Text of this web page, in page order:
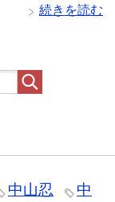
続きを読む
中山忍
中